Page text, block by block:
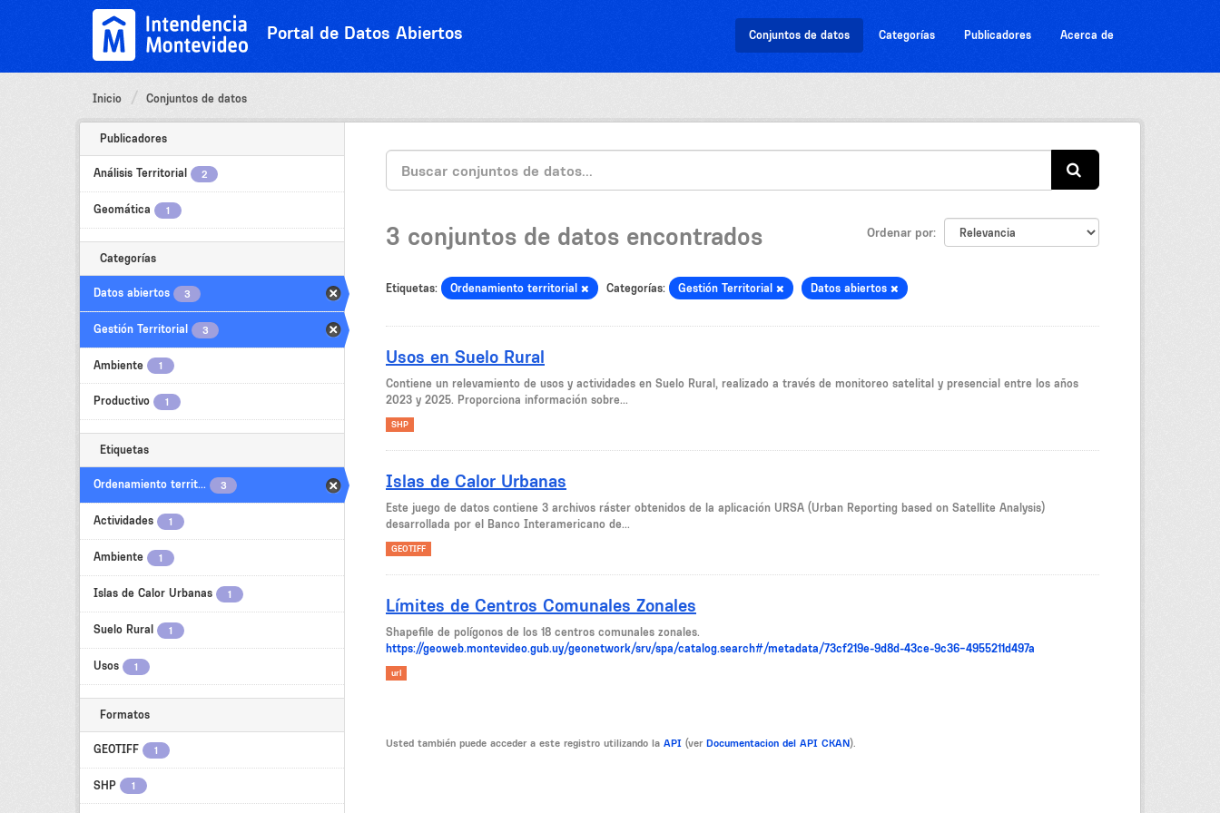
Portal de Datos Abiertos Conjuntos de datos Categorías Publicadores Acerca de
Inicio Conjuntos de datos
Publicadores
Análisis Territorial 2
Geomática 1
Categorías
Datos abiertos 3
Gestión Territorial 3
Ambiente 1
Productivo 1
Etiquetas
Ordenamiento territ... 3
Actividades 1
Ambiente 1
Islas de Calor Urbanas 1
Suelo Rural 1
Usos 1
Formatos
GEOTIFF 1
SHP 1
Ordenar por
3 conjuntos de datos encontrados
Etiquetas: Ordenamiento territorial Categorías: Gestión Territorial Datos abiertos
Usos en Suelo Rural
Contiene un relevamiento de usos y actividades en Suelo Rural, realizado a través de monitoreo satelital y presencial entre los años
2023 y 2025. Proporciona información sobre...
SHP
Islas de Calor Urbanas
Este juego de datos contiene 3 archivos ráster obtenidos de la aplicación URSA (Urban Reporting based on Satellite Analysis)
desarrollada por el Banco Interamericano de...
GEOTIFF
Límites de Centros Comunales Zonales
Shapefile de polígonos de los 18 centros comunales zonales.
https://geoweb.montevideo.gub.uy/geonetwork/srv/spa/catalog.search#/metadata/73cf219e-9d8d-43ce-9c36-4955211d497a
url
Usted también puede acceder a este registro utilizando la API (ver Documentacion del API CKAN).